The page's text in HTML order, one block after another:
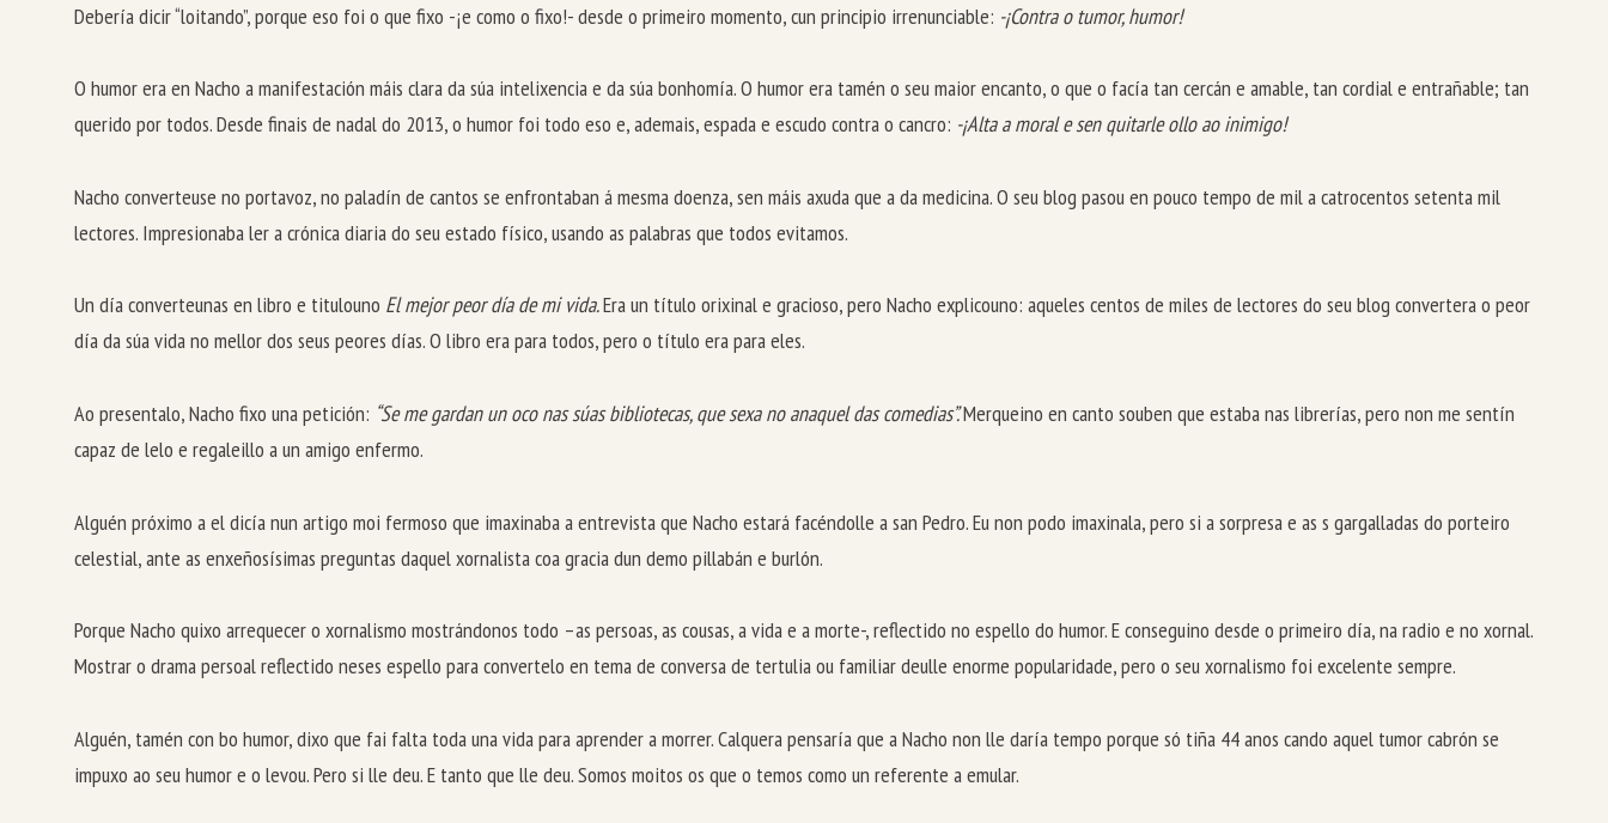
Debería dicir “loitando”, porque eso foi o que fixo -¡e como o fixo!- desde o primeiro momento, cun principio irrenunciable: -¡Contra o tumor, humor!
O humor era en Nacho a manifestación máis clara da súa intelixencia e da súa bonhomía. O humor era tamén o seu maior encanto, o que o facía tan cercán e amable, tan cordial e entrañable; tan
querido por todos. Desde finais de nadal do 2013, o humor foi todo eso e, ademais, espada e escudo contra o cancro: -¡Alta a moral e sen quitarle ollo ao inimigo!
Nacho converteuse no portavoz, no paladín de cantos se enfrontaban á mesma doenza, sen máis axuda que a da medicina. O seu blog pasou en pouco tempo de mil a catrocentos setenta mil
lectores. Impresionaba ler a crónica diaria do seu estado físico, usando as palabras que todos evitamos.
Un día converteunas en libro e titulouno El mejor peor día de mi vida.Era un título orixinal e gracioso, pero Nacho explicouno: aqueles centos de miles de lectores do seu blog convertera o peor
día da súa vida no mellor dos seus peores días. O libro era para todos, pero o título era para eles.
Ao presentalo, Nacho fixo una petición: “Se me gardan un oco nas súas bibliotecas, que sexa no anaquel das comedias”.Merqueino en canto souben que estaba nas librerías, pero non me sentín
capaz de lelo e regaleillo a un amigo enfermo.
Alguén próximo a el dicía nun artigo moi fermoso que imaxinaba a entrevista que Nacho estará facéndolle a san Pedro. Eu non podo imaxinala, pero si a sorpresa e as s gargalladas do porteiro
celestial, ante as enxeñosísimas preguntas daquel xornalista coa gracia dun demo pillabán e burlón.
Porque Nacho quixo arrequecer o xornalismo mostrándonos todo –as persoas, as cousas, a vida e a morte-, reflectido no espello do humor. E conseguino desde o primeiro día, na radio e no xornal.
Mostrar o drama persoal reflectido neses espello para convertelo en tema de conversa de tertulia ou familiar deulle enorme popularidade, pero o seu xornalismo foi excelente sempre.
Alguén, tamén con bo humor, dixo que fai falta toda una vida para aprender a morrer. Calquera pensaría que a Nacho non lle daría tempo porque só tiña 44 anos cando aquel tumor cabrón se
impuxo ao seu humor e o levou. Pero si lle deu. E tanto que lle deu. Somos moitos os que o temos como un referente a emular.